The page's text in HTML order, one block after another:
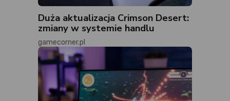
Duża aktualizacja Crimson Desert:
zmiany w systemie handlu
gamecorner.pl